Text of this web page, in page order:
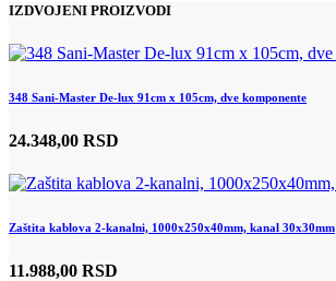
IZDVOJENI PROIZVODI
348 Sani-Master De-lux 91cm x 105cm, dve komponente
24.348,00 RSD
Zaštita kablova 2-kanalni, 1000x250x40mm, kanal 30x30mm
11.988,00 RSD